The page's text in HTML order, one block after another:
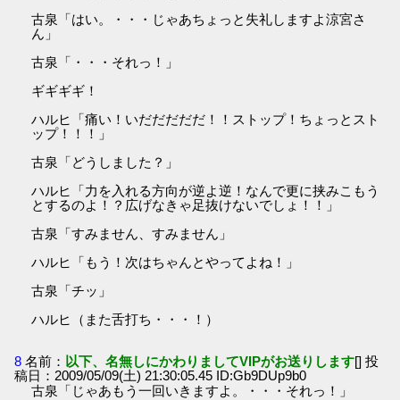
古泉「はい。・・・じゃあちょっと失礼しますよ涼宮さ
ん」
古泉「・・・それっ！」
ギギギギ！
ハルヒ「痛い！いだだだだだ！！ストップ！ちょっとスト
ップ！！！」
古泉「どうしました？」
ハルヒ「力を入れる方向が逆よ逆！なんで更に挟みこもう
とするのよ！？広げなきゃ足抜けないでしょ！！」
古泉「すみません、すみません」
ハルヒ「もう！次はちゃんとやってよね！」
古泉「チッ」
ハルヒ（また舌打ち・・・！）
8 名前： 以下、名無しにかわりましてVIPがお送りします[] 投
稿日：2009/05/09(土) 21:30:05.45 ID:Gb9DUp9b0
古泉「じゃあもう一回いきますよ。・・・それっ！」